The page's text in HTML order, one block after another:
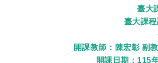
臺大
臺大課
開課教師：陳宏彰 副
開課日期：115